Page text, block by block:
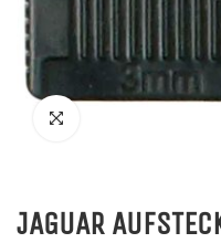
JAGUAR